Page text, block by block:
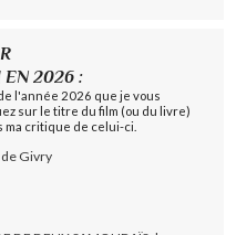
EN 2026 :
l'année 2026 que je vous
sur le titre du film (ou du livre)
critique de celui-ci.
de Givry